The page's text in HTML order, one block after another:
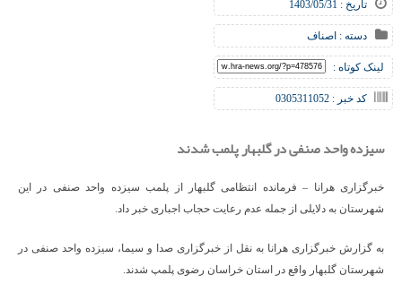
تاریخ : 1403/05/31
دسته : اصناف
لینک کوتاه :
کد خبر : 0305311052
سیزده واحد صنفی در گلبهار پلمب شدند
خبرگزاری هرانا – فرمانده انتظامی گلبهار از پلمب سیزده واحد صنفی در این
شهرستان به دلایلی از جمله عدم رعایت حجاب اجباری خبر داد.
به گزارش خبرگزاری هرانا به نقل از خبرگزاری صدا و سیما، سیزده واحد صنفی در
شهرستان گلبهار واقع در استان خراسان رضوی پلمپ شدند.